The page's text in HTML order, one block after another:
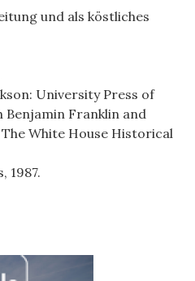
und als köstliches
University Press of
Benjamin Franklin and
White House Historical
1987.